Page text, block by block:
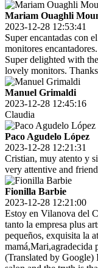
Mariam Ouaghli
2023-12-28 12:53:41
Super encantadas con
monitores
Super delighted with
lovely monitors.
Manuel Grimaldi
2023-12-28 12:45:16
Claudia
Paco Agudelo López
2023-12-28 12:21:31
Cristian, muy atento y
very attentive and
Fionilla Barbie
2023-12-28 12:21:00
Estoy en Vilanova del
tanto la empresa plus
pequeños, exquisita la
mamá,Mari,agradecida
(Translated by